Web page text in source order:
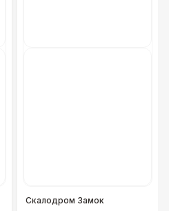
Скалодром Замок